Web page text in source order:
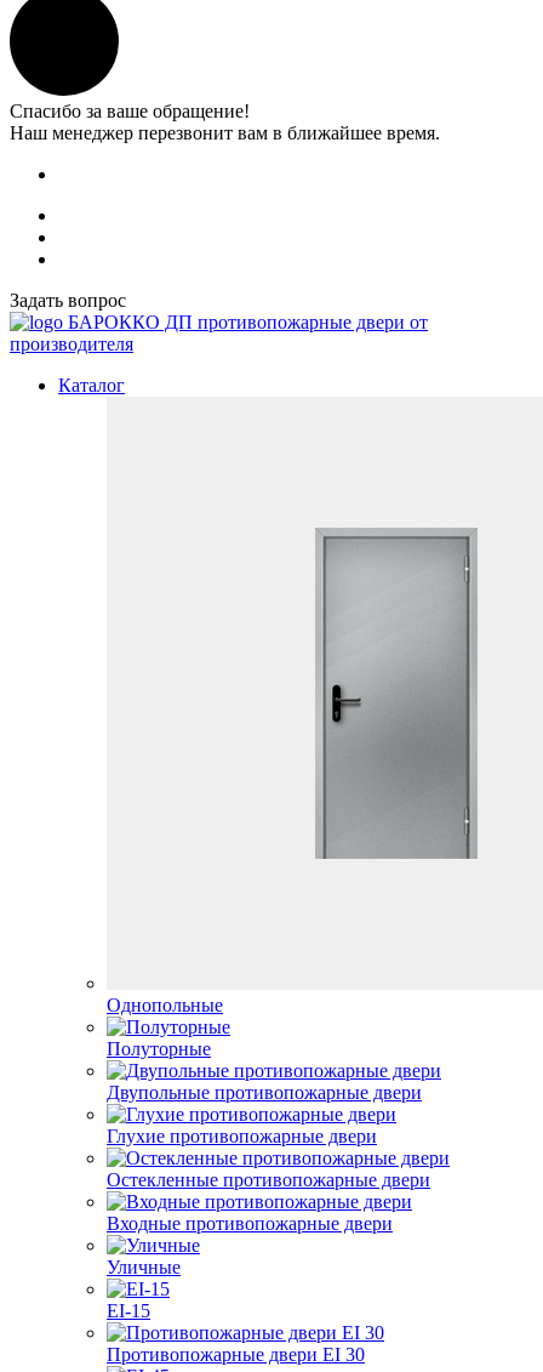
Спасибо за ваше обращение!
Наш менеджер перезвонит вам в ближайшее время.
Задать вопрос
БАРОККО ДП противопожарные двери от
производителя
Каталог
Однопольные
Полуторные
Двупольные противопожарные двери
Глухие противопожарные двери
Остекленные противопожарные двери
Входные противопожарные двери
Уличные
EI-15
Противопожарные двери EI 30